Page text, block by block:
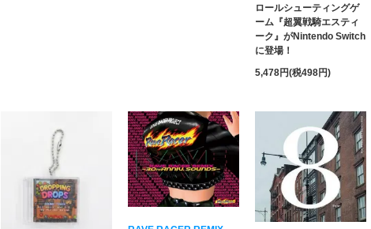
ロールシューティングゲ
ーム『超翼戦騎エスティ
ーク』がNintendo Switch
に登場！
5,478円(税498円)